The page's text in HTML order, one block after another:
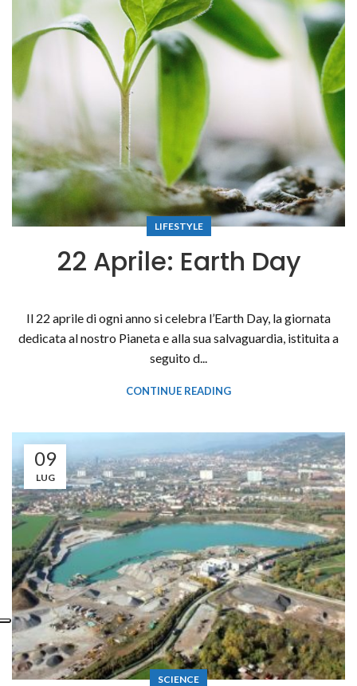
LIFESTYLE
22 Aprile: Earth Day
Il 22 aprile di ogni anno si celebra l’Earth Day, la giornata
dedicata al nostro Pianeta e alla sua salvaguardia, istituita a
seguito d...
CONTINUE READING
09
LUG
SCIENCE